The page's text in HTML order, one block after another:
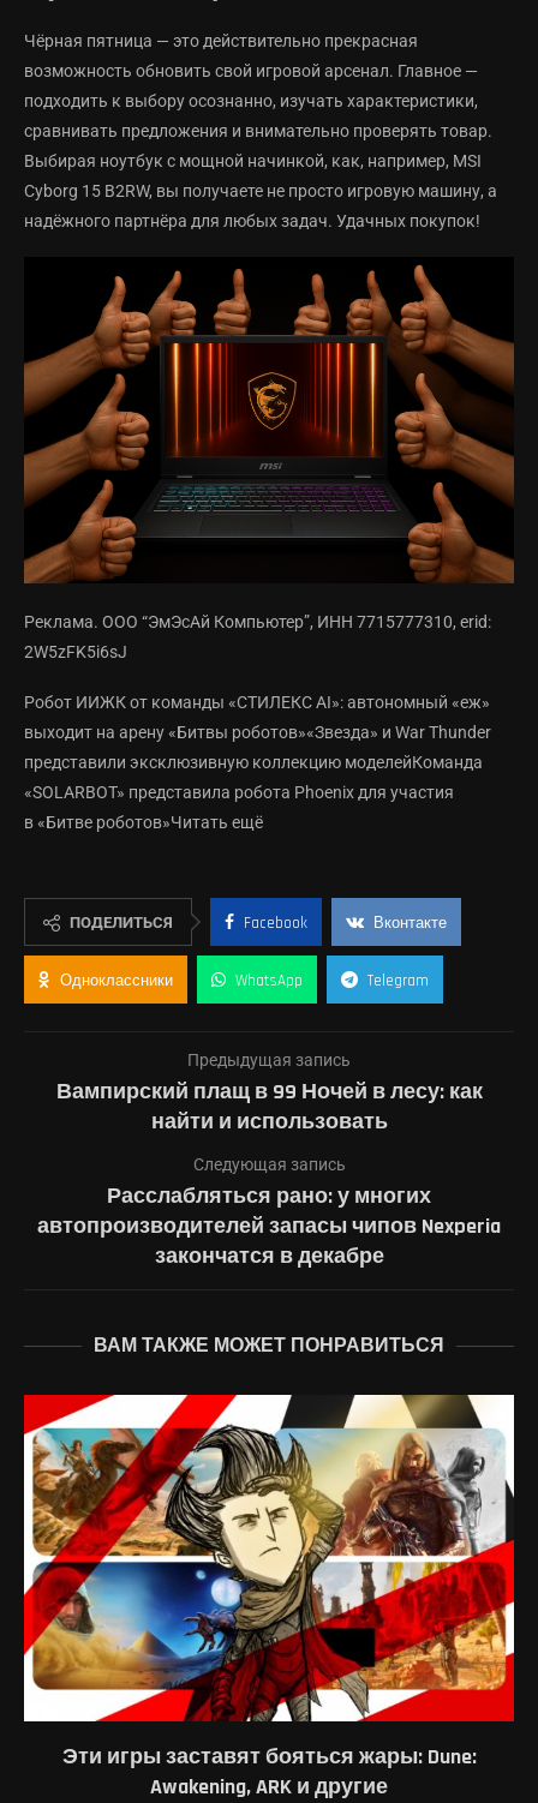
Чёрная пятница — это действительно прекрасная
возможность обновить свой игровой арсенал. Главное —
подходить к выбору осознанно, изучать характеристики,
сравнивать предложения и внимательно проверять товар.
Выбирая ноутбук с мощной начинкой, как, например, MSI
Cyborg 15 B2RW, вы получаете не просто игровую машину, а
надёжного партнёра для любых задач. Удачных покупок!
Реклама. ООО “ЭмЭсАй Компьютер”, ИНН 7715777310, erid:
2W5zFK5i6sJ
Робот ИИЖК от команды «СТИЛЕКС AI»: автономный «еж»
выходит на арену «Битвы роботов»«Звезда» и War Thunder
представили эксклюзивную коллекцию моделейКоманда
«SOLARBOT» представила робота Phoenix для участия
в «Битве роботов»Читать ещё
ПОДЕЛИТЬСЯ Facebook Вконтакте
Одноклассники WhatsApp Telegram
Предыдущая запись
Вампирский плащ в 99 Ночей в лесу: как
найти и использовать
Следующая запись
Расслабляться рано: у многих
автопроизводителей запасы чипов Nexperia
закончатся в декабре
ВАМ ТАКЖЕ МОЖЕТ ПОНРАВИТЬСЯ
Эти игры заставят бояться жары: Dune:
Awakening, ARK и другие